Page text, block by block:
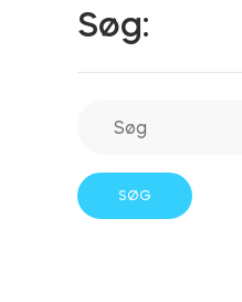
Cylindere
Søg: